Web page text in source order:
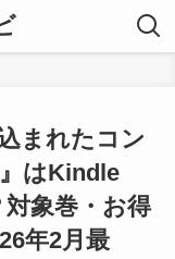
まれたコン
はKindle
象巻・お得
年2月最